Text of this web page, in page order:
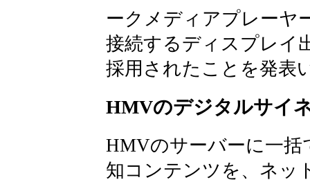
ークメディアプレーヤ
接続するディスプレイ
採用されたことを発表
HMVのデジタルサイ
HMVのサーバーに一括
知コンテンツを、ネッ